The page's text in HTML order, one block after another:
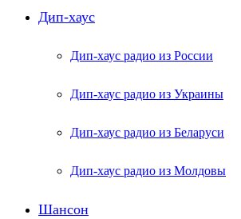
Дип-хаус
Дип-хаус радио из России
Дип-хаус радио из Украины
Дип-хаус радио из Беларуси
Дип-хаус радио из Молдовы
Шансон